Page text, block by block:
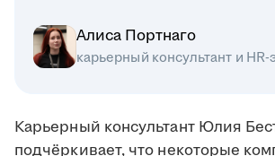
Алиса Портнаго
карьерный консультант и HR-
Карьерный консультант Юлия
подчёркивает, что некоторые